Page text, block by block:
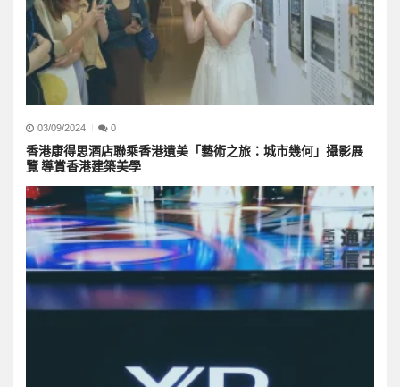
03/09/2024 0
香港康得思酒店聯乘香港遺美「藝術之旅：城市幾何」攝影展
覽 導賞香港建築美學